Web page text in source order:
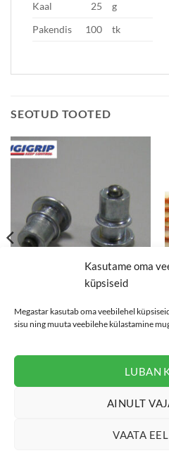
Kasutame oma
küpsiseid
Megastar kasutab oma veebilehel
sisu ning muuta veebilehe külastamine
LUBAN
AINULT
VAATA
Kaal 25
g
Pakendis
100 tk
SEOTUD TOOTED
REHVIREMONT
Terasnaast sõiduautole U 8-
34,72€